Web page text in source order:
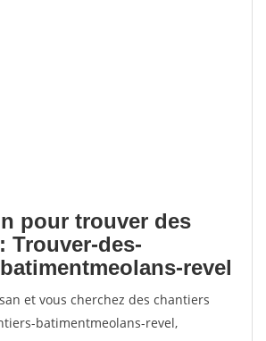
pour trouver des
Trouver-des-
revel
et vous cherchez des chantiers
batimentmeolans-revel,